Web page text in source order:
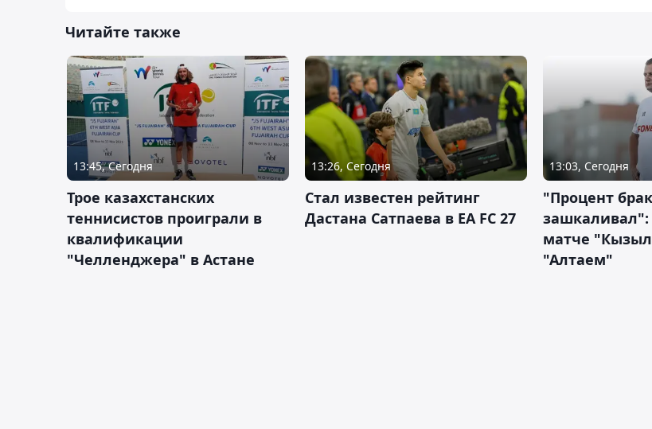
Читайте также
13:45, Сегодня
Трое казахстанских
теннисистов проиграли в
квалификации
"Челленджера" в Астане
13:26, Сегодня
Стал известен рейтинг
Дастана Сатпаева в EA FC 27
13:03, Сегодня
"Процент
матче
"Алтаем"